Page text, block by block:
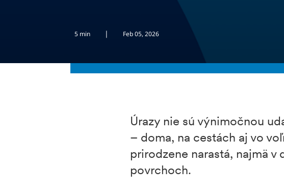
5 min | Feb 05, 2026
Úrazy nie sú výnimočnou
– doma, na cestách aj vo
prirodzene narastá, najmä
povrchoch.